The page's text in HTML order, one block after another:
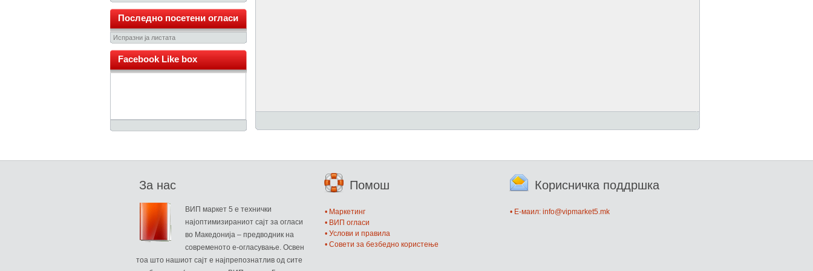
Последно посетени огласи
Испразни ја листата
Facebook Like box
За нас
ВИП маркет 5 е технички
најоптимизираниот сајт за огласи
во Македонија – предводник на
современото е-огласување. Освен
тоа што нашиот сајт е најпрепознатлив од сите
Помош
• Маркетинг
• ВИП огласи
• Услови и правила
• Совети за безбедно користење
Корисничка поддршка
• E-маил: info@vipmarket5.mk